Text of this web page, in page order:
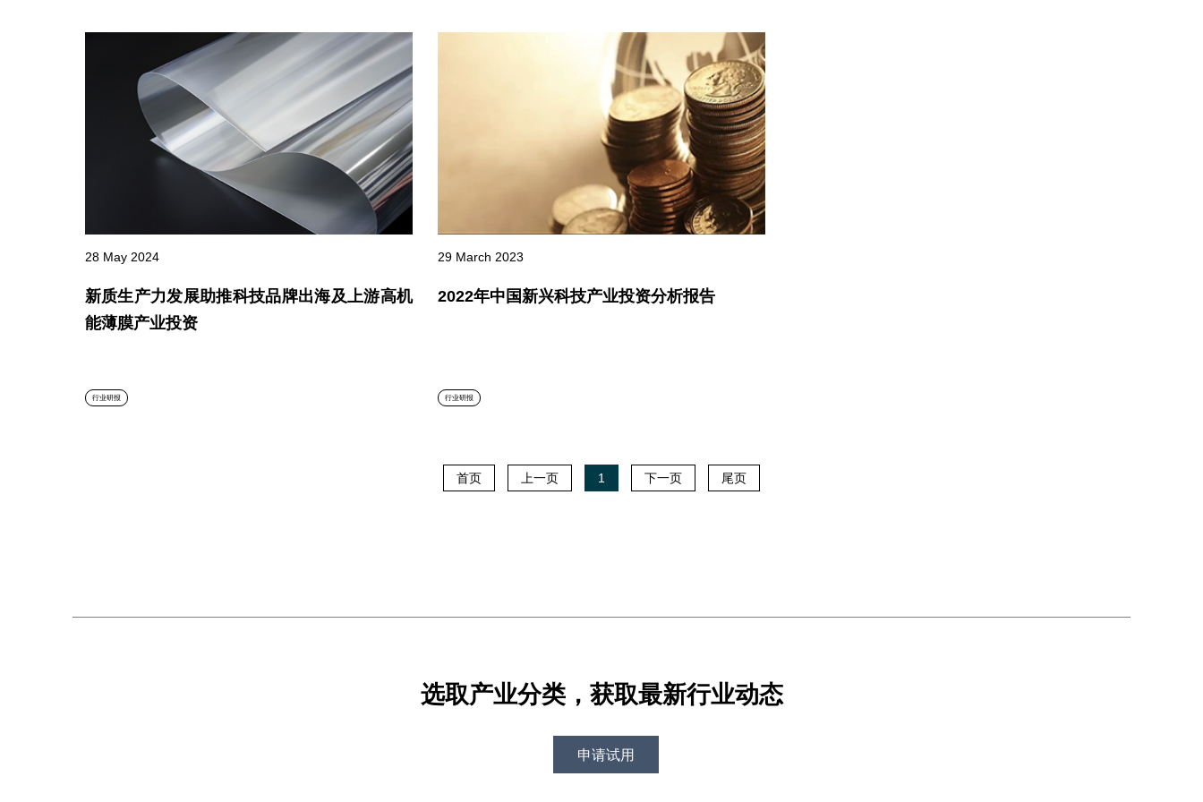
28 May 2024
新质生产力发展助推科技品牌出海及上游高机
能薄膜产业投资
行业研报
29 March 2023
2022年中国新兴科技产业投资分析报告
行业研报
首页 上一页 1 下一页 尾页
选取产业分类，获取最新行业动态
申请试用